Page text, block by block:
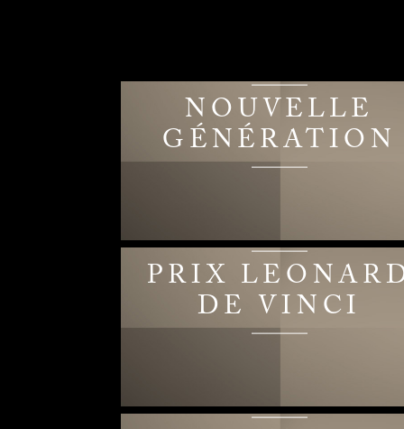
NOUVELLE
GÉNÉRATION
PRIX
DE VINCI